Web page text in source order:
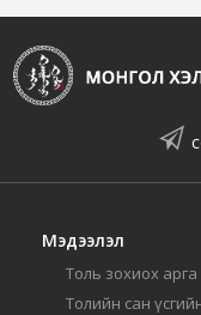
Мэдээлэл
Толь зохиох арга
Толийн сан